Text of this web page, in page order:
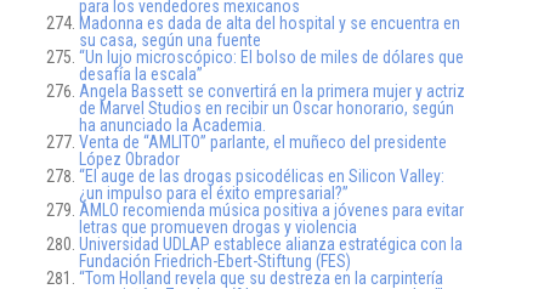
para los vendedores mexicanos
Madonna es dada de alta del hospital y se encuentra en
su casa, según una fuente
“Un lujo microscópico: El bolso de miles de dólares que
desafía la escala”
Angela Bassett se convertirá en la primera mujer y actriz
de Marvel Studios en recibir un Oscar honorario, según
ha anunciado la Academia.
Venta de “AMLITO” parlante, el muñeco del presidente
López Obrador
“El auge de las drogas psicodélicas en Silicon Valley:
¿un impulso para el éxito empresarial?”
AMLO recomienda música positiva a jóvenes para evitar
letras que promueven drogas y violencia
Universidad UDLAP establece alianza estratégica con la
Fundación Friedrich-Ebert-Stiftung (FES)
“Tom Holland revela que su destreza en la carpintería